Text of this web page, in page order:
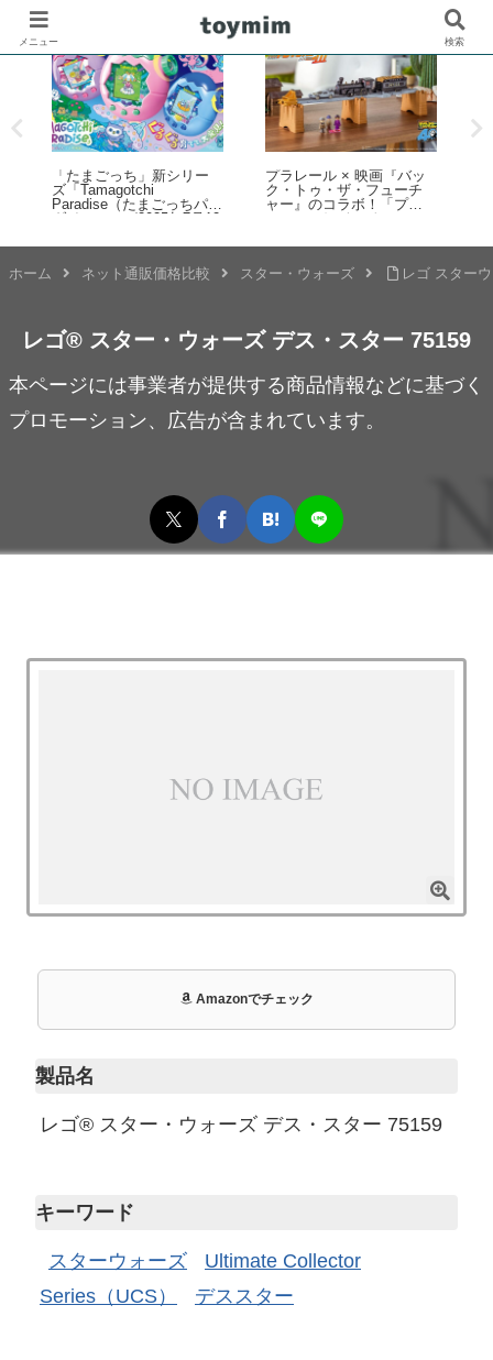
キャラクターとぷにぷに
コミュニケーションが楽
しめるタカラトミーの液
晶トイ「ぷにコミュ」が
弾はサンリオキャラクタ
レゴ(R)ミニフィギュア
（ミニフィグ）の足の長
さや特徴 比較レビュー
ホーム ネット通販価格比較 スター・ウォーズ レゴ スター
レゴ® スター・ウォーズ デス・スター 75159
本ページには事業者が提供する商品情報などに基づく
プロモーション、広告が含まれています。
Amazonでチェック
製品名
レゴ® スター・ウォーズ デス・スター 75159
キーワード
スターウォーズ
Ultimate Collector
Series（UCS）
デススター
メニュー 検索